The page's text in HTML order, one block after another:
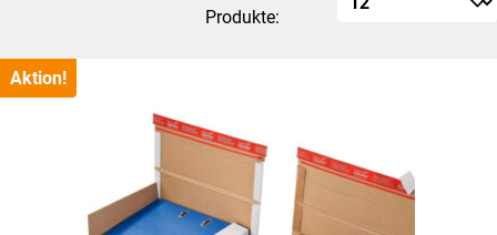
Produkte:
Aktion!